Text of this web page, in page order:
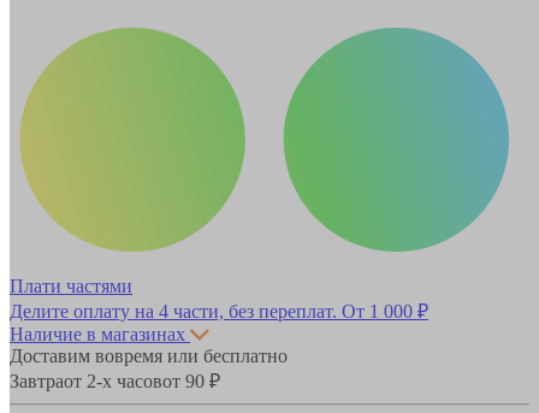
Плати частями
Делите оплату на 4 части, без переплат. От 1 000 ₽
Наличие в магазинах
Доставим вовремя или бесплатно
Завтраот 2-х часовот 90 ₽